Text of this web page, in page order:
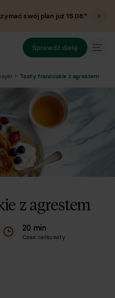
swój plan już15.08.*
Sprawdź dietę
Tosty francuskie z agrestem
z agrestem
20 min
Czas całkowity